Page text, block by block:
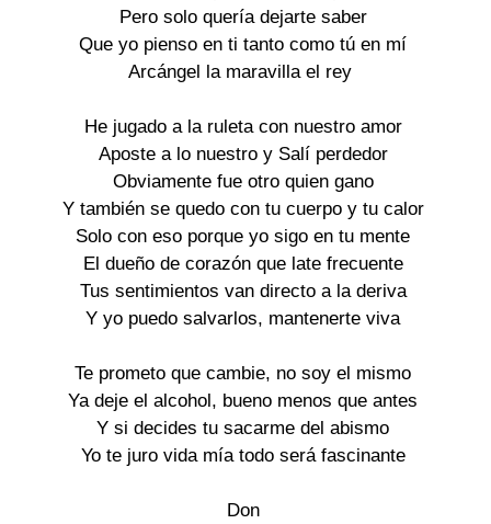
Pero solo quería dejarte saber
Que yo pienso en ti tanto como tú en mí
Arcángel la maravilla el rey
He jugado a la ruleta con nuestro amor
Aposte a lo nuestro y Salí perdedor
Obviamente fue otro quien gano
Y también se quedo con tu cuerpo y tu calor
Solo con eso porque yo sigo en tu mente
El dueño de corazón que late frecuente
Tus sentimientos van directo a la deriva
Y yo puedo salvarlos, mantenerte viva
Te prometo que cambie, no soy el mismo
Ya deje el alcohol, bueno menos que antes
Y si decides tu sacarme del abismo
Yo te juro vida mía todo será fascinante
Don